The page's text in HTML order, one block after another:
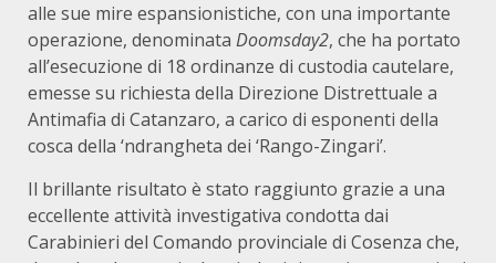
alle sue mire espansionistiche, con una importante
operazione, denominata Doomsday2, che ha portato
all’esecuzione di 18 ordinanze di custodia cautelare,
emesse su richiesta della Direzione Distrettuale a
Antimafia di Catanzaro, a carico di esponenti della
cosca della ‘ndrangheta dei ‘Rango-Zingari’.
Il brillante risultato è stato raggiunto grazie a una
eccellente attività investigativa condotta dai
Carabinieri del Comando provinciale di Cosenza che,